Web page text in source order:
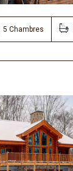
5 Chambres